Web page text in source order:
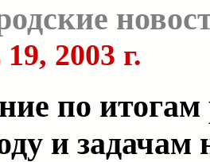
2003 г.
по
и задачам